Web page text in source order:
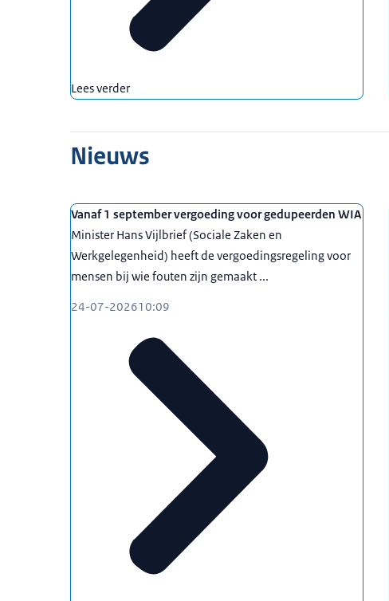
Lees verder
Nieuws
Vanaf 1 september vergoeding voor gedupeerden WIA
Minister Hans Vijlbrief (Sociale Zaken en
Werkgelegenheid) heeft de vergoedingsregeling voor
mensen bij wie fouten zijn gemaakt ...
24-07-202610:09